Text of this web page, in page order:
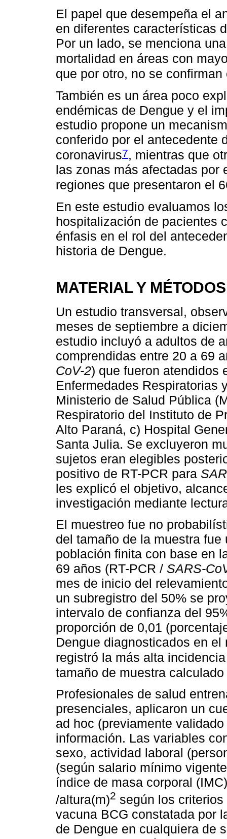
El papel que desempeña el
en diferentes características
Por un lado, se menciona
mortalidad en áreas con
que por otro, no se
También es un área poco
endémicas de Dengue y el
estudio propone un
conferido por el antecedente
coronavirus7, mientras que
las zonas más afectadas por
regiones que presentaron el
En este estudio evaluamos
hospitalización de pacientes
énfasis en el rol del
historia de Dengue.
MATERIAL Y MÉTODOS
Un estudio transversal,
meses de septiembre a
estudio incluyó a adultos de
comprendidas entre 20 a 69
CoV-2) que fueron atendidos
Enfermedades Respiratorias
Ministerio de Salud Pública
Respiratorio del Instituto de
Alto Paraná, c) Hospital
Santa Julia. Se excluyeron
sujetos eran elegibles
positivo de RT-PCR para
les explicó el objetivo,
investigación mediante
El muestreo fue no
del tamaño de la muestra
población finita con base en
69 años (RT-PCR / SARS-
mes de inicio del
un subregistro del 50% se
intervalo de confianza del
proporción de 0,01
Dengue diagnosticados en
registró la más alta
tamaño de muestra
Profesionales de salud
presenciales, aplicaron un
ad hoc (previamente
información. Las variables
sexo, actividad laboral
(según salario mínimo
índice de masa corporal
/altura(m)2 según los
vacuna BCG constatada por
de Dengue en cualquiera de